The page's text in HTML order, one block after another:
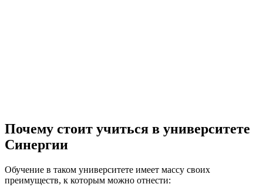
Почему стоит учиться в университете
Синергии
Обучение в таком университете имеет массу своих
преимуществ, к которым можно отнести: